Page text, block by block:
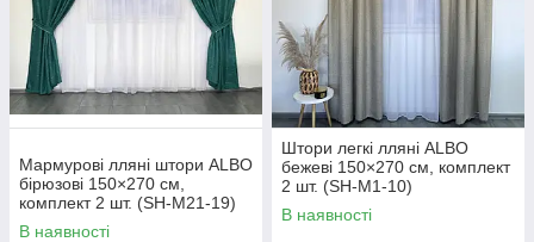
Мармурові лляні штори ALBO
бірюзові 150×270 см,
комплект 2 шт. (SH-M21-19)
В наявності
Штори легкі лляні ALBO
бежеві 150×270 см, комплект
2 шт. (SH-M1-10)
В наявності